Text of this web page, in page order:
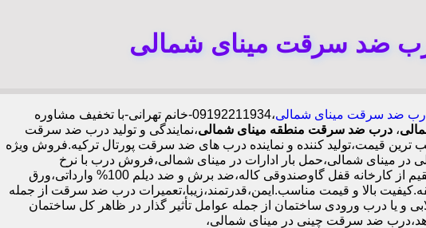
ضد سرقت مینای شمالی
درب ضد سرقت مینای شمالی
،09192211934-خانم تهرانی-با تخفیف مشاوره
، درب ضد سرقت منطقه مینای شمالی،نمایندگی و تولید درب ضد سرقت
قیمت،تولید کننده و نماینده درب های ضد سرقت پورتال ترکیه.فروش ویژه
شمالی،حمل بار ادارات در مینای شمالی،فروش درب با نرخ
اتحادیه،مرکز پخش درب ضد سرقت در مینای شمالی،فروش درب لابی در مینای شمالی،ایمن ترین درب ضد سرقت-خرید مستقیم از کارخانه قفل گاوصندوقی کاله،ضد برش و ضد دیلم 100% وارداتی،ورق
حرارت و صوت،اکیپ نصاب حرفه ای با گارانتی نصب 2 ساله،نصب 2 ساعته.بیش از 9 سال سابقه.کیفیت بالا و قیمت مناسب.ایمن،قدرتمند،زیبا،تعمیرات درب ضد سرقت از جمله
و یا درب ورودی ساختمان از جمله عوامل تأثیر گذار در ظاهر کل ساختمان